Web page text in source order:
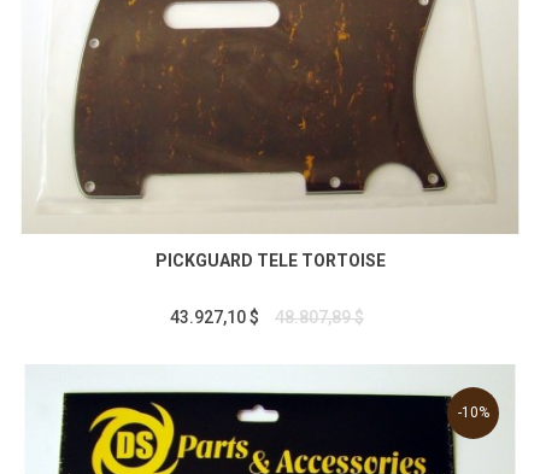
PICKGUARD TELE TORTOISE
43.927,10 $ 48.807,89 $
-10%